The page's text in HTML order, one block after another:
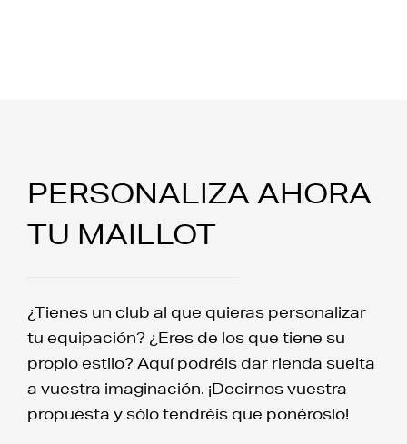
PERSONALIZA AHORA
TU MAILLOT
¿Tienes un club al que quieras personalizar
tu equipación? ¿Eres de los que tiene su
propio estilo? Aquí podréis dar rienda suelta
a vuestra imaginación. ¡Decirnos vuestra
propuesta y sólo tendréis que ponéroslo!